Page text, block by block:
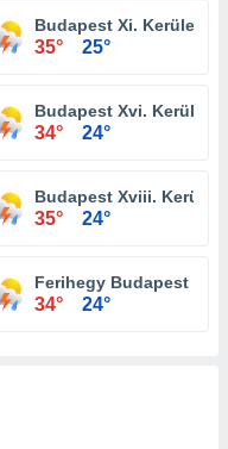
Budapest Xi. Kerület
35° 25°
Budapest Xvi. Kerület
34° 24°
Budapest Xviii. Kerület
35° 24°
Ferihegy Budapest
34° 24°